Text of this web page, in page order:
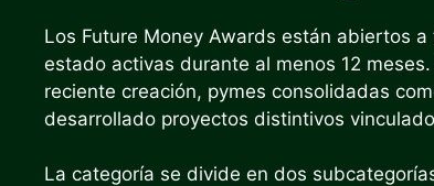
Los Future Money Awards están abiertos
estado activas durante al menos 12
reciente creación, pymes consolidadas
desarrollado proyectos distintivos
La categoría se divide en dos